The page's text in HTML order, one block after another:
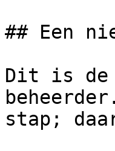
## Een
Dit is de
stap;